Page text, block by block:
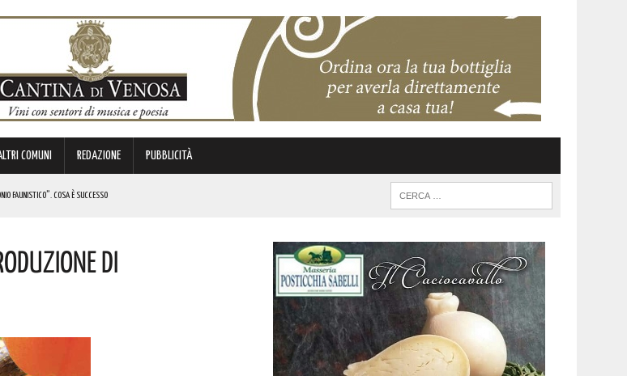
COMUNI REDAZIONE PUBBLICITÀ
FAUNISTICO”. COSA È SUCCESSO
Di